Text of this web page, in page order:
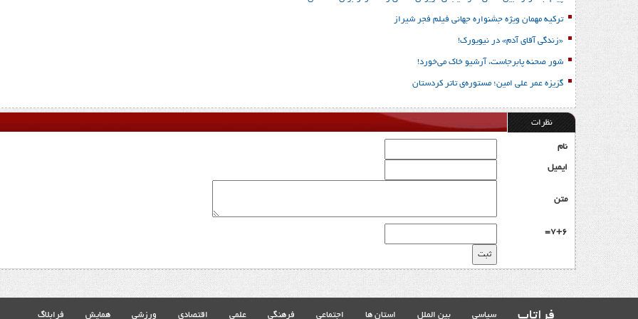
ترکیه مهمان ویژه جشنواره جهانی فیلم فجر شیراز
«زندگی آقای آدم» در نیویورک!
شور صحنه پابرجاست، آرشیو خاک می‌خورد!
گزیزه عمر علی امین؛ مستوره‌ی تاتر کردستان
نظرات
نام
ایمیل
متن
7+6=
فراتاب سیاسی بین الملل استان ها اجتماعی فرهنگی علمی اقتصادی ورزشی همایش فرابلاگ